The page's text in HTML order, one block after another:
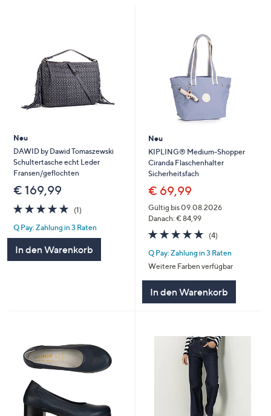
Geräten
bzw.
um
diese
anzuzeigen.
Neu
DAWID by Dawid Tomaszewski
Schultertasche echt Leder
Fransen/geflochten
€ 169,99
5.0
von
5
(1)1
Q Pay: Zahlung in 3 Raten
In den Warenkorb
Neu
KIPLING® Medium-Shopper
Ciranda Flaschenhalter
Sicherheitsfach
€ 69,99
Gültig bis 09.08.2026
Danach: € 84,99
5.0
von
5
(4)4
Q Pay: Zahlung in 3 Raten
Weitere Farben verfügbar
In den Warenkorb